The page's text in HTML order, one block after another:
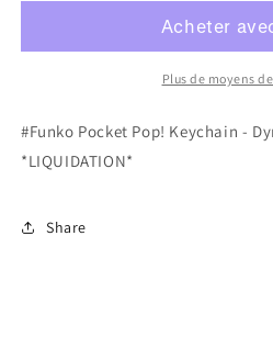
Keychain
BTS
RM
Pop!
Keychain
BTS
Plus de moyens
#Funko Pocket Pop! Keychain -
*LIQUIDATION*
Share